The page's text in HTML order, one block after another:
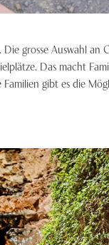
. Die grosse Auswahl an
Das macht
gibt es die